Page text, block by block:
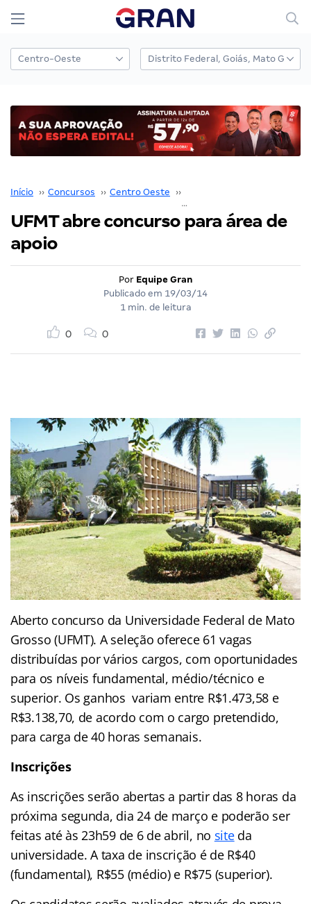
Início ›› Concursos ›› Centro Oeste ››
UFMT abre concurso para área de
apoio
Por Equipe Gran
Publicado em 19/03/14
1 min. de leitura
0 0
Aberto concurso da Universidade Federal de Mato
Grosso (UFMT). A seleção oferece 61 vagas
distribuídas por vários cargos, com oportunidades
para os níveis fundamental, médio/técnico e
superior. Os ganhos variam entre R$1.473,58 e
R$3.138,70, de acordo com o cargo pretendido,
para carga de 40 horas semanais.
Inscrições
As inscrições serão abertas a partir das 8 horas da
próxima segunda, dia 24 de março e poderão ser
feitas até às 23h59 de 6 de abril, no siteda
universidade. A taxa de inscrição é de R$40
(fundamental), R$55 (médio) e R$75 (superior).